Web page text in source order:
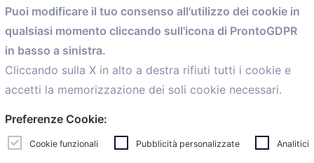
Servizi
Convenzioni
Voce delle Nostre aziende
Informazioni Ex L. 124/2017
News
personalCaf
Puoi modificare il tuo consenso all'utilizzo dei cookie in
qualsiasi momento cliccando sull'icona di ProntoGDPR
in basso a sinistra.
Cliccando sulla X in alto a destra rifiuti tutti i cookie e
accetti la memorizzazione dei soli cookie necessari.
Preferenze Cookie:
Cookie funzionali Pubblicità personalizzate Analitici